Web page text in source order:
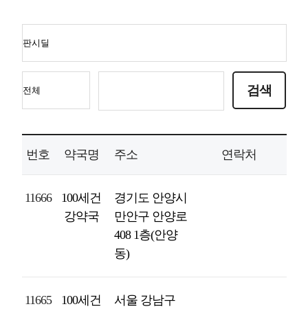
번호 약국명 주소 연락처
11666
100세건
강약국
경기도 안양시
만안구 안양로
408 1층(안양
동)
11665
100세건
서울 강남구